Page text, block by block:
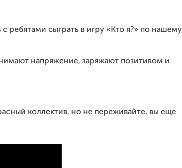
ребятами сыграть в игру «Кто я?» по нашему
напряжение, заряжают позитивом и
коллектив, но не переживайте, вы еще